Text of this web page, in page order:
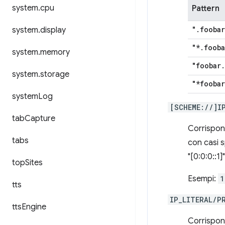
system.cpu
system.display
system.memory
system.storage
systemLog
tabCapture
tabs
topSites
tts
ttsEngine
Pattern
" . foobar
"*.
"foobar.
"*foobar
[SCHEME://
con casi
Esempi:
IP_LITERAL/